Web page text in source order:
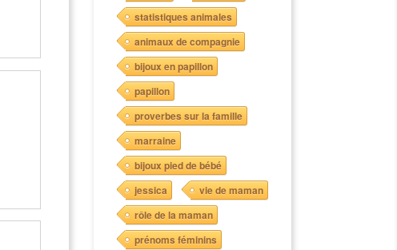
statistiques animales
animaux de compagnie
bijoux en papillon
papillon
proverbes sur la famille
marraine
bijoux pied de bébé
jessica
vie de maman
rôle de la maman
prénoms féminins